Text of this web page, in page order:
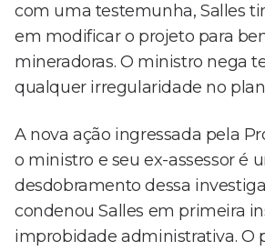
com uma testemunha, Salles
em modificar o projeto para
mineradoras. O ministro nega
qualquer irregularidade no
A nova ação ingressada pela
o ministro e seu ex-assessor é
desdobramento dessa
condenou Salles em primeira
improbidade administrativa. O